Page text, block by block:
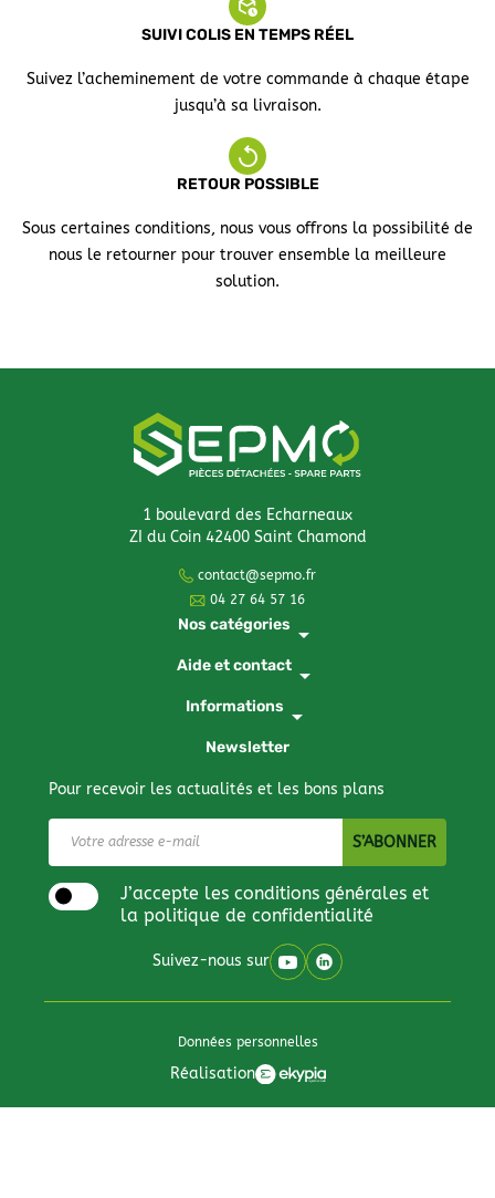
SUIVI COLIS EN TEMPS RÉEL
Suivez l’acheminement de votre commande à chaque étape
jusqu’à sa livraison.
RETOUR POSSIBLE
Sous certaines conditions, nous vous offrons la possibilité de
nous le retourner pour trouver ensemble la meilleure
solution.
1 boulevard des Echarneaux
ZI du Coin 42400 Saint Chamond
contact@sepmo.fr
04 27 64 57 16
Nos catégories arrow_drop_down
Aide et contact arrow_drop_down
Informations arrow_drop_down
Newsletter
Pour recevoir les actualités et les bons plans
J’accepte les conditions générales et
la politique de confidentialité
Suivez-nous sur
Données personnelles
Réalisation